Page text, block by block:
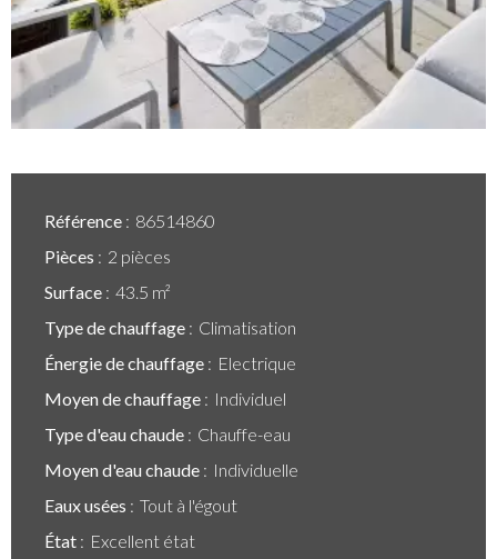
Référence
86514860
Pièces
2 pièces
Surface
43.5 m²
Type de chauffage
Climatisation
Énergie de chauffage
Electrique
Moyen de chauffage
Individuel
Type d'eau chaude
Chauffe-eau
Moyen d'eau chaude
Individuelle
Eaux usées
Tout à l'égout
État
Excellent état